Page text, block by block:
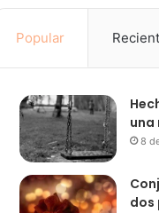
Popular
una
8
dos